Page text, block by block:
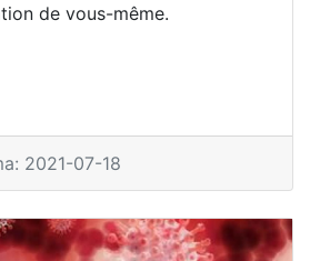
de vous-même.
2021-07-18